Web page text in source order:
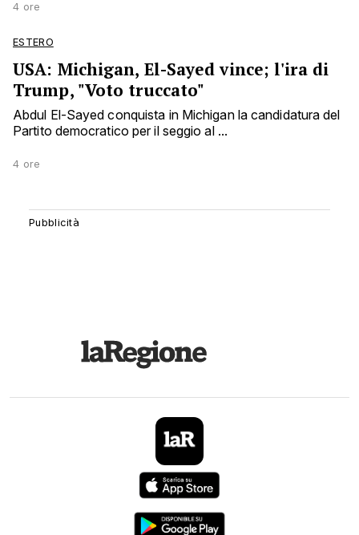
4 ore
ESTERO
USA: Michigan, El-Sayed vince; l'ira di
Trump, "Voto truccato"
Abdul El-Sayed conquista in Michigan la candidatura del
Partito democratico per il seggio al ...
4 ore